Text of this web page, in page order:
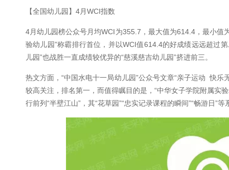
【全国幼儿园】4月WCI指数
4月幼儿园榜公众号月均WCI为355.7，最大值为614.4，最小值
验幼儿园”称霸排行首位，并以WCI值614.4的好成绩远远超过
儿园”也战胜一直成绩较优异的“慈溪慈吉幼儿园”挤进前三。
热文方面，“中国水电十一局幼儿园”公众号文章“亲子运动 快
较高关注，排名第一，而值得瞩目的是，“中华女子学院附属实
行前列“半壁江山”，其“花草园”“忠实记录课程的瞬间”“畅游日”